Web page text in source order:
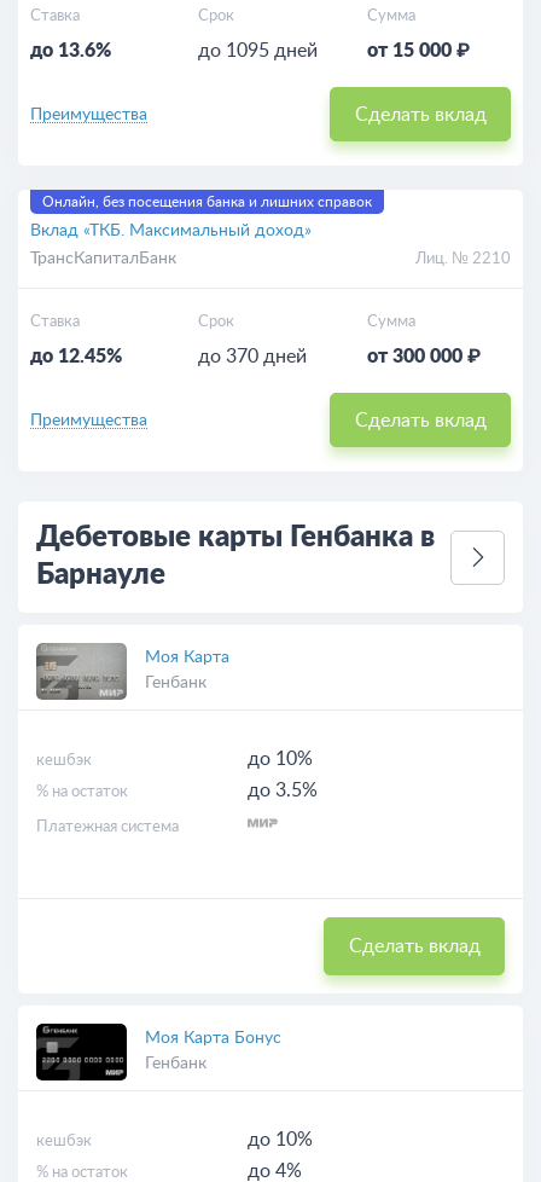
Ставка
до 13.6%
Срок
до 1095 дней
Сумма
от 15 000 ₽
Преимущества Сделать вклад
Онлайн, без посещения банка и лишних справок
Вклад «ТКБ. Максимальный доход»
ТрансКапиталБанк
Лиц. № 2210
Ставка
до 12.45%
Срок
до 370 дней
Сумма
от 300 000 ₽
Преимущества Сделать вклад
Дебетовые карты Генбанка в
Барнауле
Моя Карта
Генбанк
кешбэк до 10%
% на остаток до 3.5%
Платежная система
Сделать вклад
Моя Карта Бонус
Генбанк
кешбэк до 10%
% на остаток до 4%